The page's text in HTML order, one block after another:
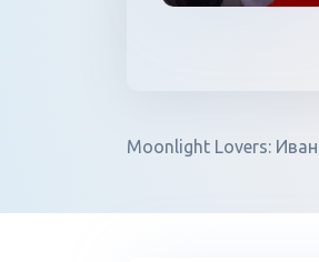
Moonlight Lovers: